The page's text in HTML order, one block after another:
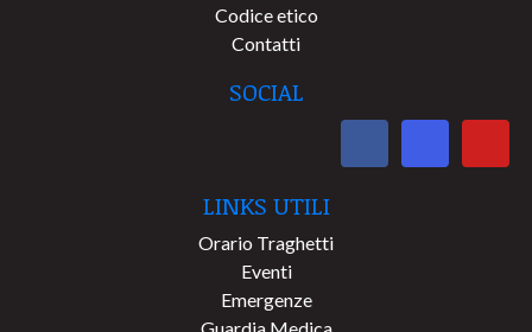
Codice etico
Contatti
SOCIAL
LINKS UTILI
Orario Traghetti
Eventi
Emergenze